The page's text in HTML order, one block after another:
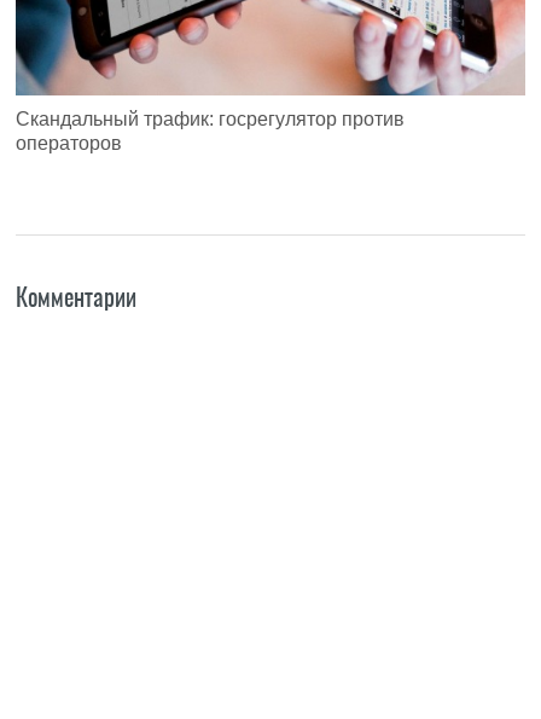
Скандальный трафик: госрегулятор против
операторов
Комментарии